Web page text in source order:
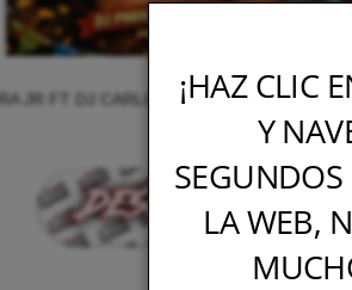
¡HAZ CLIC
Y
SEGUNDOS
LA WEB,
JR FT DJ CARLOS PTY – CARNAVAL